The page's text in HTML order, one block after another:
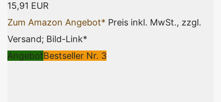
15,91 EUR
Zum Amazon Angebot* Preis inkl. MwSt., zzgl.
Versand; Bild-Link*
AngebotBestseller Nr. 3